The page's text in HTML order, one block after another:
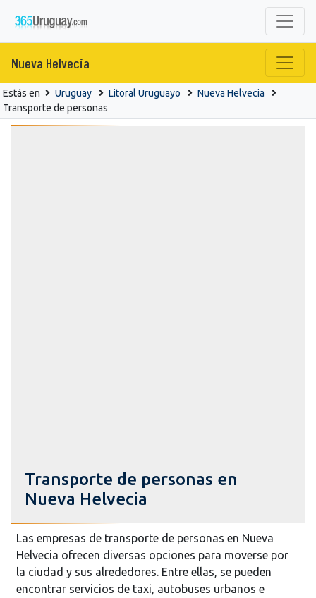
Nueva Helvecia
Estás en Uruguay Litoral Uruguayo
Nueva Helvecia
Transporte de personas
Transporte de personas en
Nueva Helvecia
Las empresas de transporte de personas en Nueva
Helvecia ofrecen diversas opciones para moverse por
la ciudad y sus alrededores. Entre ellas, se pueden
encontrar servicios de taxi, autobuses urbanos e